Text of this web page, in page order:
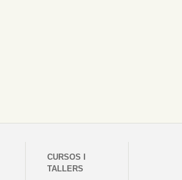
CURSOS I
TALLERS